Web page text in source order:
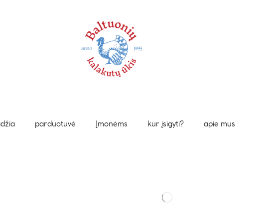
parduotuvė Įmonėms kur įsigyti? apie mus